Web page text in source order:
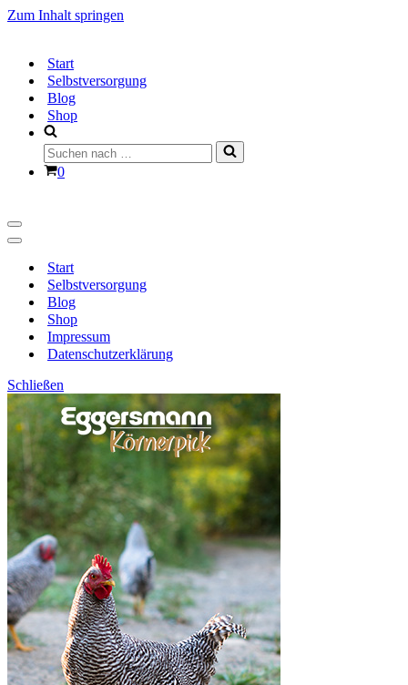
Zum Inhalt springen
Start
Selbstversorgung
Blog
Shop
Suchen
nach …
Warenkorb
0
Navigationsmenü
Navigationsmenü
Start
Selbstversorgung
Blog
Shop
Impressum
Datenschutzerklärung
Schließen